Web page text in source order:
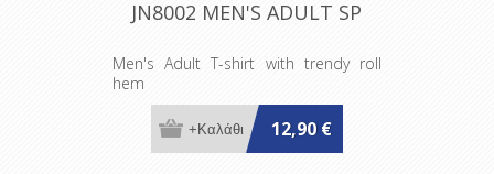
JN8002 MEN'S ADULT SP
Men's Adult T-shirt with trendy roll
hem
12,90 €